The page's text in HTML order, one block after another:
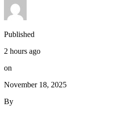
Published
2 hours ago
on
November 18, 2025
By